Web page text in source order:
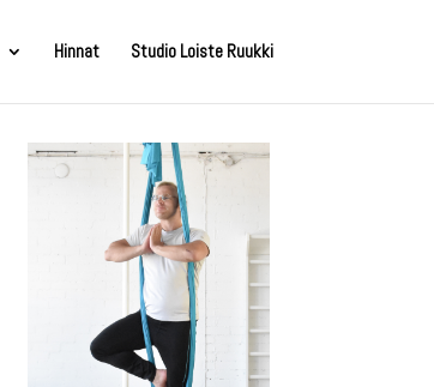
Hinnat Studio Loiste Ruukki